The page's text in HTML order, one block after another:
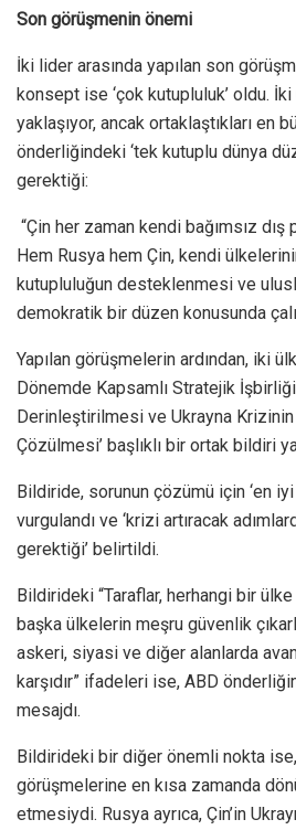
Son görüşmenin önemi
İki lider arasında yapılan son
konsept ise ‘çok kutupluluk’ oldu.
yaklaşıyor, ancak ortaklaştıkları en
önderliğindeki ‘tek kutuplu dünya
gerektiği:
“Çin her zaman kendi bağımsız dış
Hem Rusya hem Çin, kendi
kutupluluğun desteklenmesi ve
demokratik bir düzen konusunda
Yapılan görüşmelerin ardından, iki
Dönemde Kapsamlı Stratejik
Derinleştirilmesi ve Ukrayna
Çözülmesi’ başlıklı bir ortak bildiri
Bildiride, sorunun çözümü için ‘en
vurgulandı ve ‘krizi artıracak
gerektiği’ belirtildi.
Bildirideki “Taraflar, herhangi bir
başka ülkelerin meşru güvenlik
askeri, siyasi ve diğer alanlarda
karşıdır” ifadeleri ise, ABD
mesajdı.
Bildirideki bir diğer önemli nokta ise,
görüşmelerine en kısa zamanda
etmesiydi. Rusya ayrıca, Çin’in